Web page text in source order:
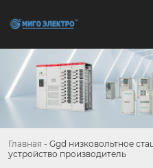
Главная - Ggd низковольтное
устройство производитель